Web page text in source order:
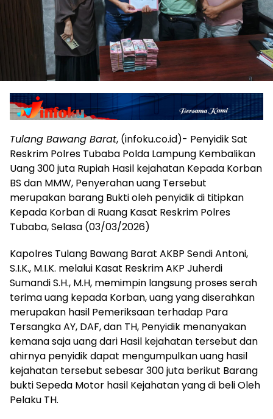
Tulang Bawang Barat, (infoku.co.id)- Penyidik Sat
Reskrim Polres Tubaba Polda Lampung Kembalikan
Uang 300 juta Rupiah Hasil kejahatan Kepada Korban
BS dan MMW, Penyerahan uang Tersebut
merupakan barang Bukti oleh penyidik di titipkan
Kepada Korban di Ruang Kasat Reskrim Polres
Tubaba, Selasa (03/03/2026)
Kapolres Tulang Bawang Barat AKBP Sendi Antoni,
S.I.K., M.I.K. melalui Kasat Reskrim AKP Juherdi
Sumandi S.H., M.H, memimpin langsung proses serah
terima uang kepada Korban, uang yang diserahkan
merupakan hasil Pemeriksaan terhadap Para
Tersangka AY, DAF, dan TH, Penyidik menanyakan
kemana saja uang dari Hasil kejahatan tersebut dan
ahirnya penyidik dapat mengumpulkan uang hasil
kejahatan tersebut sebesar 300 juta berikut Barang
bukti Sepeda Motor hasil Kejahatan yang di beli Oleh
Pelaku TH.